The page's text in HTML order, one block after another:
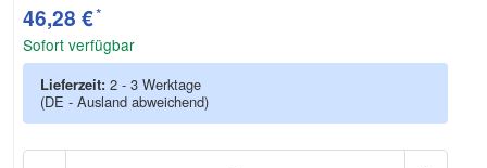
46,28 €*
Sofort verfügbar
Lieferzeit: 2 - 3 Werktage
(DE - Ausland abweichend)